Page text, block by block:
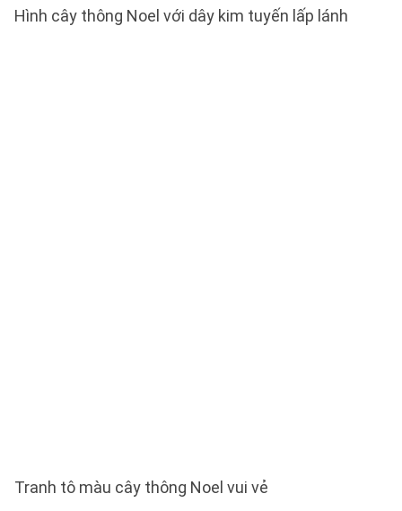
Hình cây thông Noel với dây kim tuyến lấp lánh
Tranh tô màu cây thông Noel vui vẻ